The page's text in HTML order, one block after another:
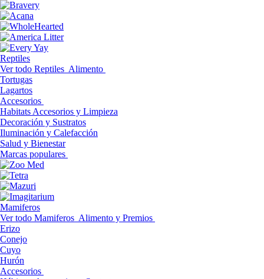
Reptiles
Ver todo Reptiles Alimento
Tortugas
Lagartos
Accesorios
Habitats Accesorios y Limpieza
Decoración y Sustratos
Iluminación y Calefacción
Salud y Bienestar
Marcas populares
Mamiferos
Ver todo Mamiferos Alimento y Premios
Erizo
Conejo
Cuyo
Hurón
Accesorios